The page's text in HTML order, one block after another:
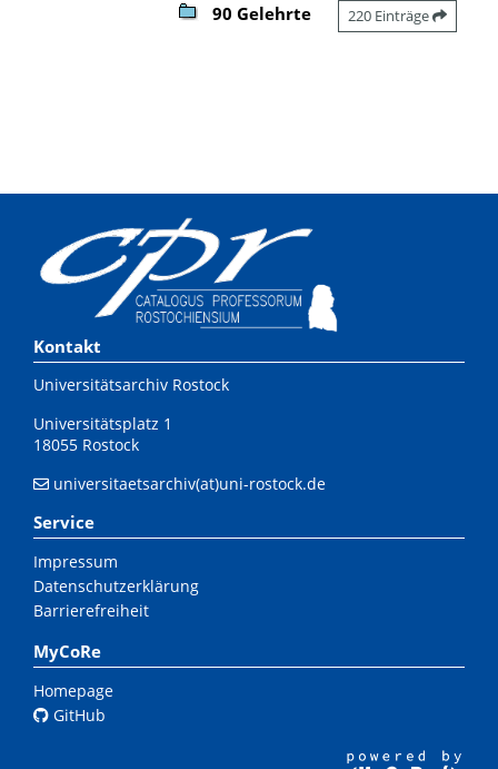
90 Gelehrte 220 Einträge
Kontakt
Universitätsarchiv Rostock
Universitätsplatz 1
18055 Rostock
universitaetsarchiv(at)uni-rostock.de
Service
Impressum
Datenschutzerklärung
Barrierefreiheit
MyCoRe
Homepage
GitHub